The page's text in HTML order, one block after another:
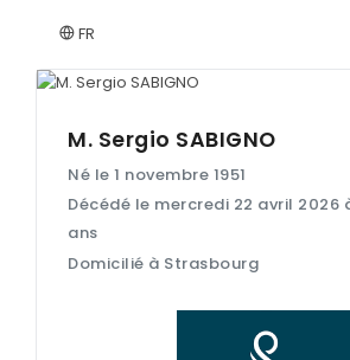
Entretien de sépulture
Livraison de Fleurs Naturelles
Livraison de plaques
Nos cercueils
Nos fleurs naturelles
ESPACE FAMILLE
FR
M. Sergio SABIGNO
Né le 1 novembre 1951
Décédé le mercredi 22 avril 2026
ans
Domicilié à Strasbourg